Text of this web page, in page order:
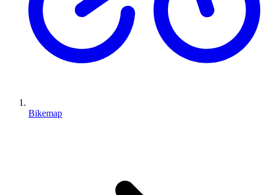
Bikemap